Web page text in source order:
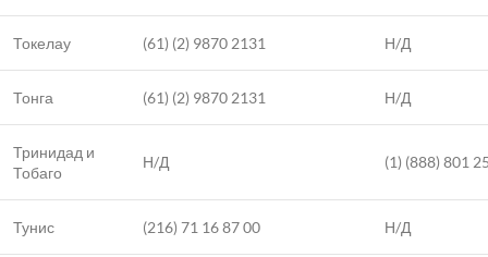
Токелау (61) (2) 9870 2131 Н/Д
Тонга (61) (2) 9870 2131 Н/Д
Тринидад и
Тобаго
Н/Д (1) (888) 801
Тунис (216) 71 16 87 00 Н/Д